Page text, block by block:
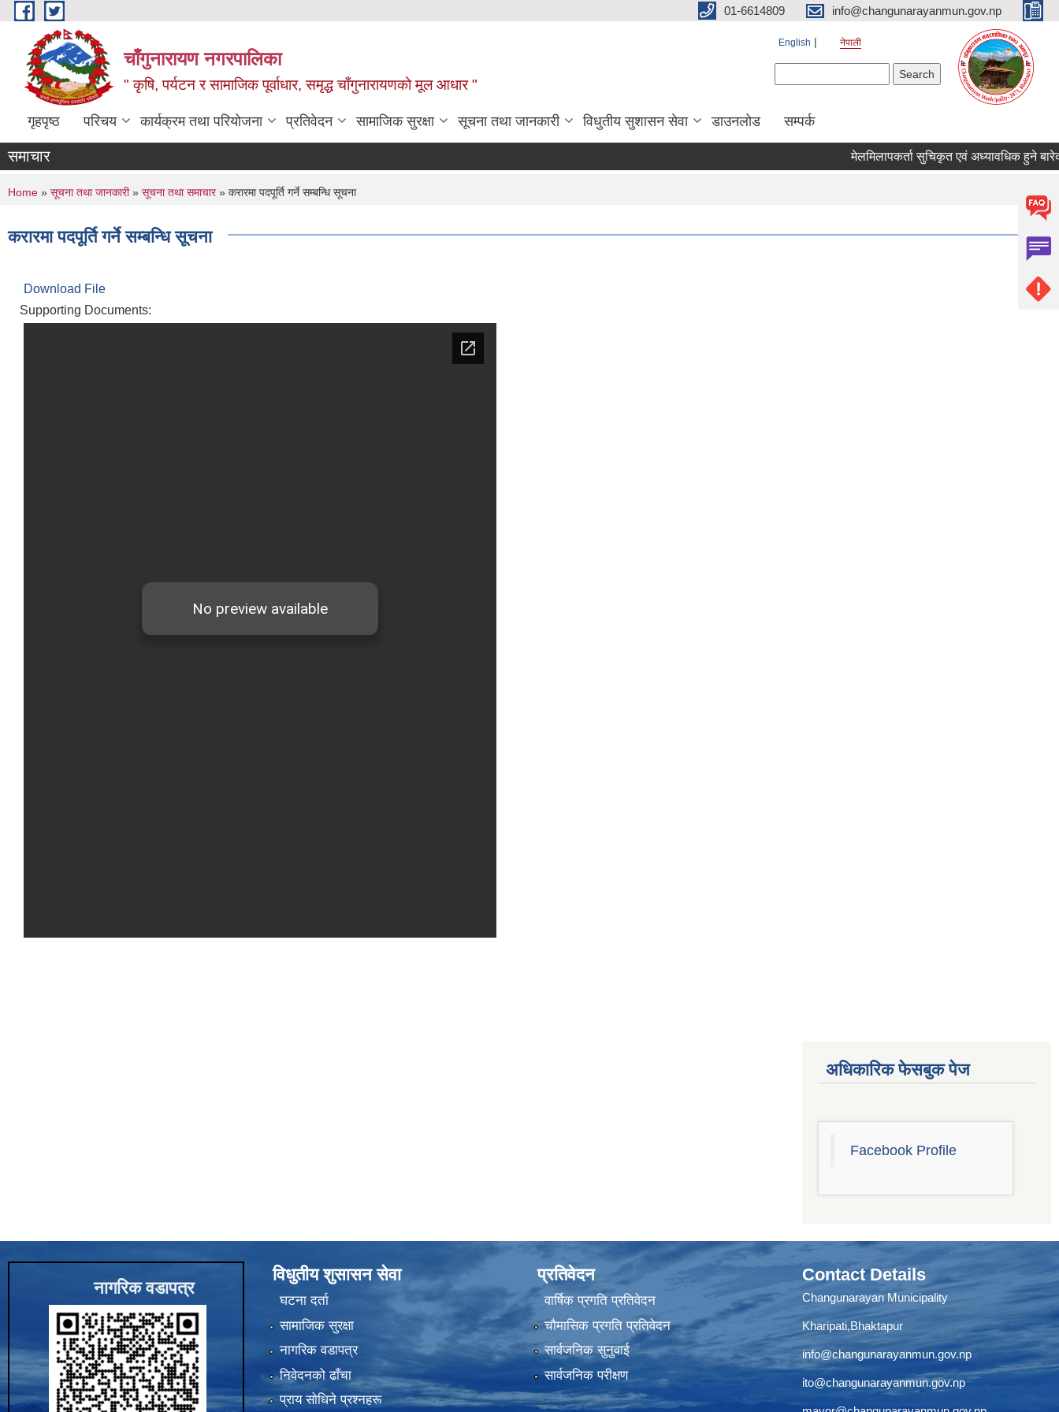
Skip to main content 01-6614809 info@changunarayanmun.gov.np
चाँगुनारायण नगरपालिका
" कृषि, पर्यटन र सामाजिक पूर्वाधार, समृद्ध चाँगुनारायणको मूल आधार "
English नेपाली
गृहपृष्ठ परिचय कार्यक्रम तथा परियोजना प्रतिवेदन सामाजिक सुरक्षा सूचना तथा जानकारी विधुतीय सुशासन सेवा डाउनलोड सम्पर्क
समाचार मेलमिलापकर्ता सुचिकृत एवं अध्यावधिक हुने बारेको
You are here
Home » सूचना तथा जानकारी» सूचना तथा समाचार» करारमा पदपूर्ति गर्ने सम्बन्धि सूचना
करारमा पदपूर्ति गर्ने सम्बन्धि सूचना
Download File
Supporting Documents:
अधिकारिक फेसबुक पेज
Facebook Profile
नागरिक वडापत्र
विधुतीय शुसासन सेवा
घटना दर्ता
सामाजिक सुरक्षा
नागरिक वडापत्र
निवेदनको ढाँचा
प्राय साेधिने प्रश्नहरू
प्रतिवेदन
वार्षिक प्रगति प्रतिवेदन
चौमासिक प्रगति प्रतिवेदन
सार्वजनिक सुनुवाई
सार्वजनिक परीक्षण
Contact Details
Changunarayan Municipality
Kharipati,Bhaktapur
info@changunarayanmun.gov.np
ito@changunarayanmun.gov.np